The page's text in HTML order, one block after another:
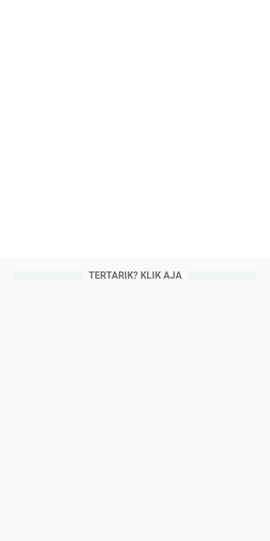
TERTARIK? KLIK AJA